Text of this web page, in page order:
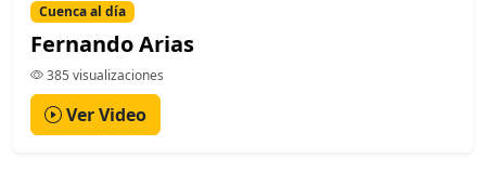
Cuenca al día
Fernando Arias
385 visualizaciones
Ver Video